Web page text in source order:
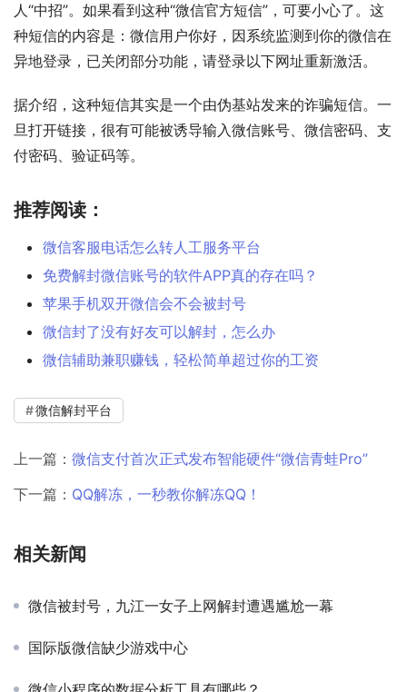
人“中招”。如果看到这种“微信官方短信”，可要小心了。这
种短信的内容是：微信用户你好，因系统监测到你的微信在
异地登录，已关闭部分功能，请登录以下网址重新激活。
据介绍，这种短信其实是一个由伪基站发来的诈骗短信。一
旦打开链接，很有可能被诱导输入微信账号、微信密码、支
付密码、验证码等。
推荐阅读：
微信客服电话怎么转人工服务平台
免费解封微信账号的软件APP真的存在吗？
苹果手机双开微信会不会被封号
微信封了没有好友可以解封，怎么办
微信辅助兼职赚钱，轻松简单超过你的工资
微信解封平台
上一篇： 微信支付首次正式发布智能硬件“微信青蛙Pro”
下一篇： QQ解冻，一秒教你解冻QQ！
相关新闻
微信被封号，九江一女子上网解封遭遇尴尬一幕
国际版微信缺少游戏中心